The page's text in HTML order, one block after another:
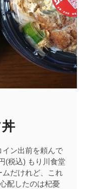
ン出前を頼んで
(税込) もり川食堂
だけれど、これ
配したのは杞憂